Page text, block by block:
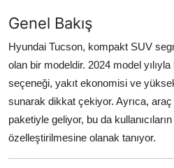
Genel Bakış
Hyundai Tucson, kompakt SUV
olan bir modeldir. 2024 model
seçeneği, yakıt ekonomisi ve
sunarak dikkat çekiyor. Ayrıca, araç
paketiyle geliyor, bu da
özelleştirilmesine olanak tanıyor.